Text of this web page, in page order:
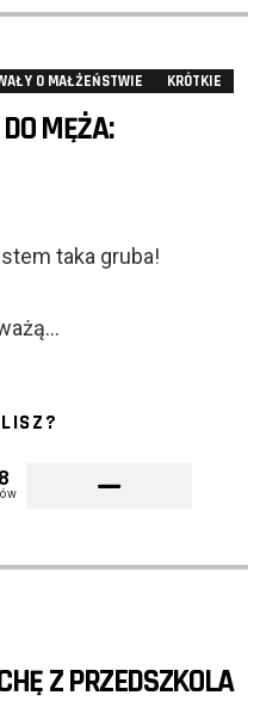
O MAŁŻEŃSTWIE KRÓTKIE
MĘŻA:
taka gruba!
Z PRZEDSZKOLA